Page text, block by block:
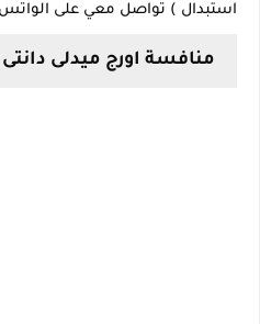
استبدال ) تواصل معي على الواتس على
منافسة اورج ميدلى دانتى زين